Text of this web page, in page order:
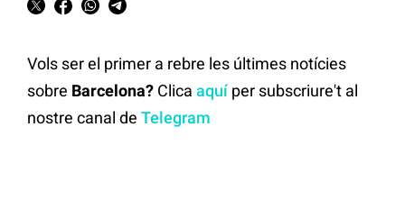
Vols ser el primer a rebre les últimes notícies
sobre Barcelona? Clica aquíper subscriure't al
nostre canal de Telegram